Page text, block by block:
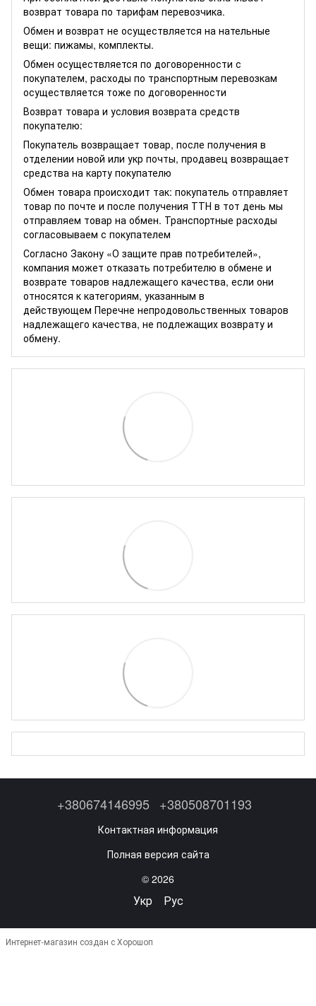
возврат товара по тарифам перевозчика.
Обмен и возврат не осуществляется на нательные
вещи: пижамы, комплекты.
Обмен осуществляется по договоренности с
покупателем, расходы по транспортным перевозкам
осуществляется тоже по договоренности
Возврат товара и условия возврата средств
покупателю:
Покупатель возвращает товар, после получения в
отделении новой или укр почты, продавец возвращает
средства на карту покупателю
Обмен товара происходит так: покупатель отправляет
товар по почте и после получения ТТН в тот день мы
отправляем товар на обмен. Транспортные расходы
согласовываем с покупателем
Согласно Закону «О защите прав потребителей»,
компания может отказать потребителю в обмене и
возврате товаров надлежащего качества, если они
относятся к категориям, указанным в
действующем Перечне непродовольственных товаров
надлежащего качества, не подлежащих возврату и
обмену.
+380674146995 +380508701193
Контактная информация
Полная версия сайта
© 2026
Укр Рус
Интернет-магазин создан с Хорошоп